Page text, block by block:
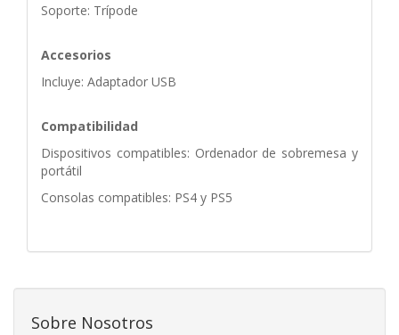
Soporte: Trípode
Accesorios
Incluye: Adaptador USB
Compatibilidad
Dispositivos compatibles: Ordenador de sobremesa y
portátil
Consolas compatibles: PS4 y PS5
Sobre Nosotros